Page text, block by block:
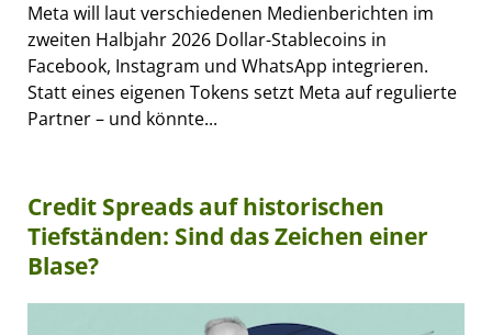
Meta will laut verschiedenen Medienberichten im
zweiten Halbjahr 2026 Dollar-Stablecoins in
Facebook, Instagram und WhatsApp integrieren.
Statt eines eigenen Tokens setzt Meta auf regulierte
Partner – und könnte...
Credit Spreads auf historischen
Tiefständen: Sind das Zeichen einer
Blase?